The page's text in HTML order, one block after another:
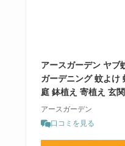
アースガーデン ヤブ
ガーデニング 蚊よけ
庭 鉢植え 寄植え 玄
アースガーデン
口コミを見る